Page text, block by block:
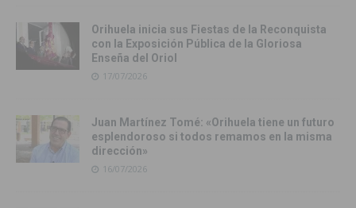
Orihuela inicia sus Fiestas de la Reconquista
con la Exposición Pública de la Gloriosa
Enseña del Oriol
17/07/2026
Juan Martínez Tomé: «Orihuela tiene un futuro
esplendoroso si todos remamos en la misma
dirección»
16/07/2026